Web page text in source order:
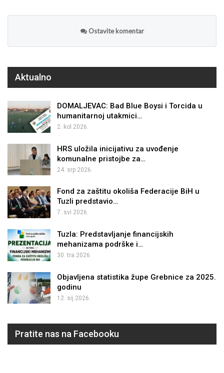
Ostavite komentar
Aktualno
DOMALJEVAC: Bad Blue Boysi i Torcida u
humanitarnoj utakmici…
2. kol 2026.
HRS uložila inicijativu za uvođenje
komunalne pristojbe za…
24. srp 2026.
Fond za zaštitu okoliša Federacije BiH u
Tuzli predstavio…
7. svi 2026.
Tuzla: Predstavljanje financijskih
mehanizama podrške i…
30. tra 2026.
Objavljena statistika župe Grebnice za 2025.
godinu
12. sij 2026.
Pratite nas na Facebooku